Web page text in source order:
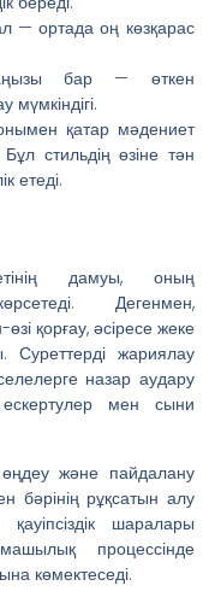
— ортада оң көзқарас
бар — өткен
қатар мәдениет
Бұл стильдің өзіне тән
етеді.
дамуы, оның
Дегенмен,
қорғау, әсіресе жеке
Суреттерді жариялау
назар аудару
мен сыни
өңдеу және пайдалану
бәрінің рұқсатын алу
шаралары
процессінде
көмектеседі.